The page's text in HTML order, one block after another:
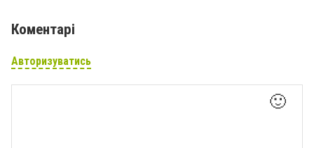
Коментарі
Авторизуватись
🙂